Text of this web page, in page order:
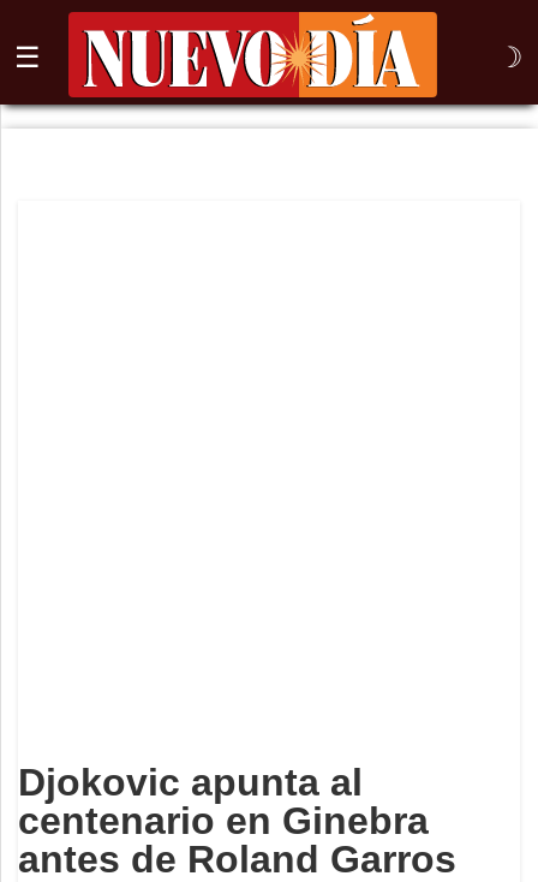
☰ ☽
⌕
Djokovic apunta al
centenario en Ginebra
antes de Roland Garros